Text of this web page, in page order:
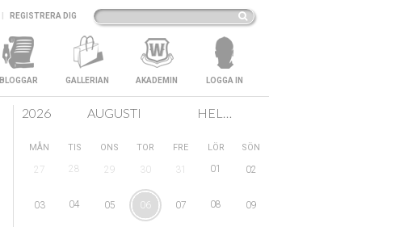
REGISTRERA DIG
BLOGGAR GALLERIAN AKADEMIN LOGGA IN
2026 AUGUSTI HELA SVERIGE
MÅN TIS ONS TOR FRE LÖR SÖN
27 28 29 30 31 01 02
03 04 05 06 07 08 09